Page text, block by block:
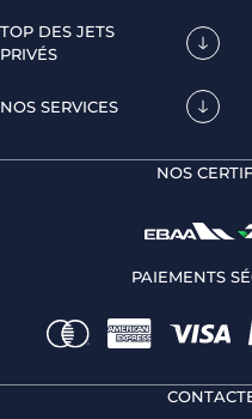
TOP DES JETS
PRIVÉS
NOS SERVICES
NOS
PAIEMENTS